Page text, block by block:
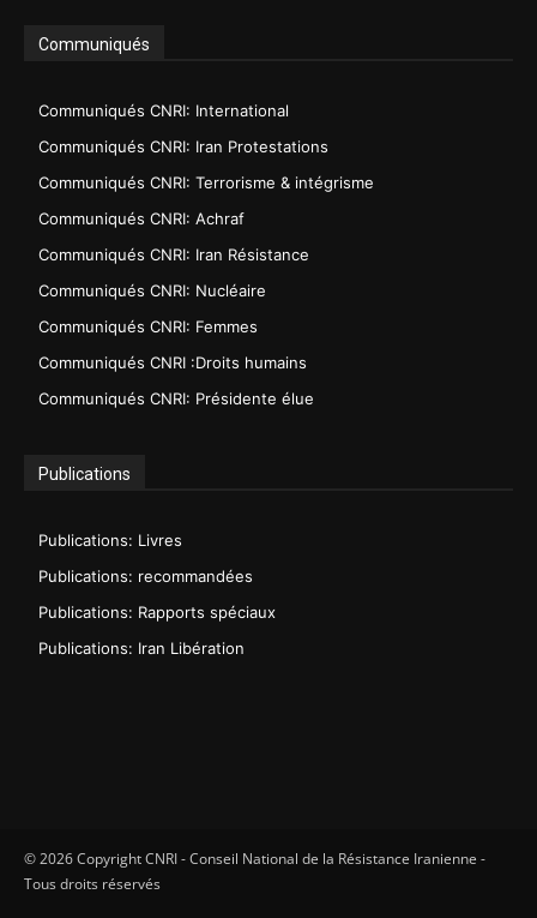
Communiqués
Communiqués CNRI: International
Communiqués CNRI: Iran Protestations
Communiqués CNRI: Terrorisme & intégrisme
Communiqués CNRI: Achraf
Communiqués CNRI: Iran Résistance
Communiqués CNRI: Nucléaire
Communiqués CNRI: Femmes
Communiqués CNRI :Droits humains
Communiqués CNRI: Présidente élue
Publications
Publications: Livres
Publications: recommandées
Publications: Rapports spéciaux
Publications: Iran Libération
© 2026 Copyright CNRI - Conseil National de la Résistance Iranienne -
Tous droits réservés